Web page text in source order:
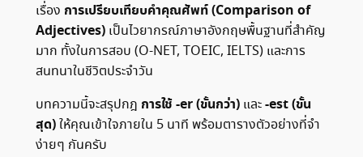
เรื่อง การเปรียบเทียบคำคุณศัพท์ (Comparison of
Adjectives)เป็นไวยากรณ์ภาษาอังกฤษพื้นฐานที่สำคัญ
มาก ทั้งในการสอบ (O-NET, TOEIC, IELTS) และการ
สนทนาในชีวิตประจำวัน
บทความนี้จะสรุปกฎ การใช้ -er (ขั้นกว่า)และ-est (ขั้น
สุด)ให้คุณเข้าใจภายใน 5 นาที พร้อมตารางตัวอย่างที่จำ
ง่ายๆ กันครับ